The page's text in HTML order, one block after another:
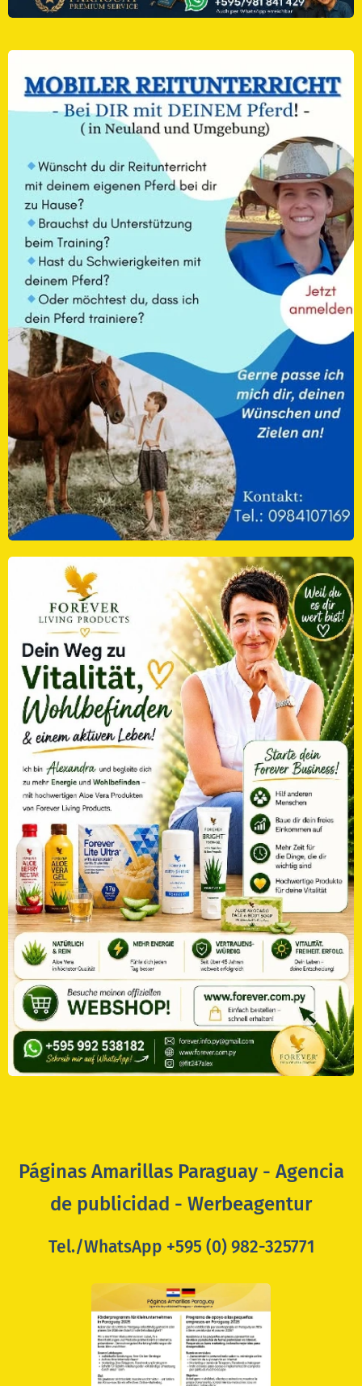
Páginas Amarillas Paraguay - Agencia
de publicidad - Werbeagentur
Tel./WhatsApp +595 (0) 982-325771